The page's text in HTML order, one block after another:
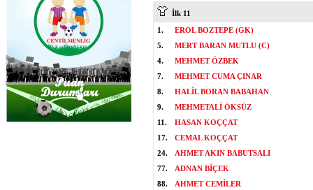
İlk 11
1.
EROL BOZTEPE (GK)
5.
MERT BARAN MUTLU (C)
4.
MEHMET ÖZBEK
7.
MEHMET CUMA ÇINAR
8.
HALİL BORAN BABAHAN
9.
MEHMETALİ ÖKSÜZ
11.
HASAN KOÇÇAT
17.
CEMAL KOÇÇAT
24.
AHMET AKIN BABUTSALI
77.
ADNAN BİÇEK
88.
AHMET CEMİLER